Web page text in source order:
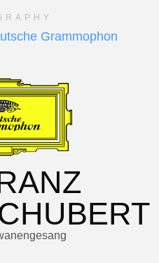
Grammophon